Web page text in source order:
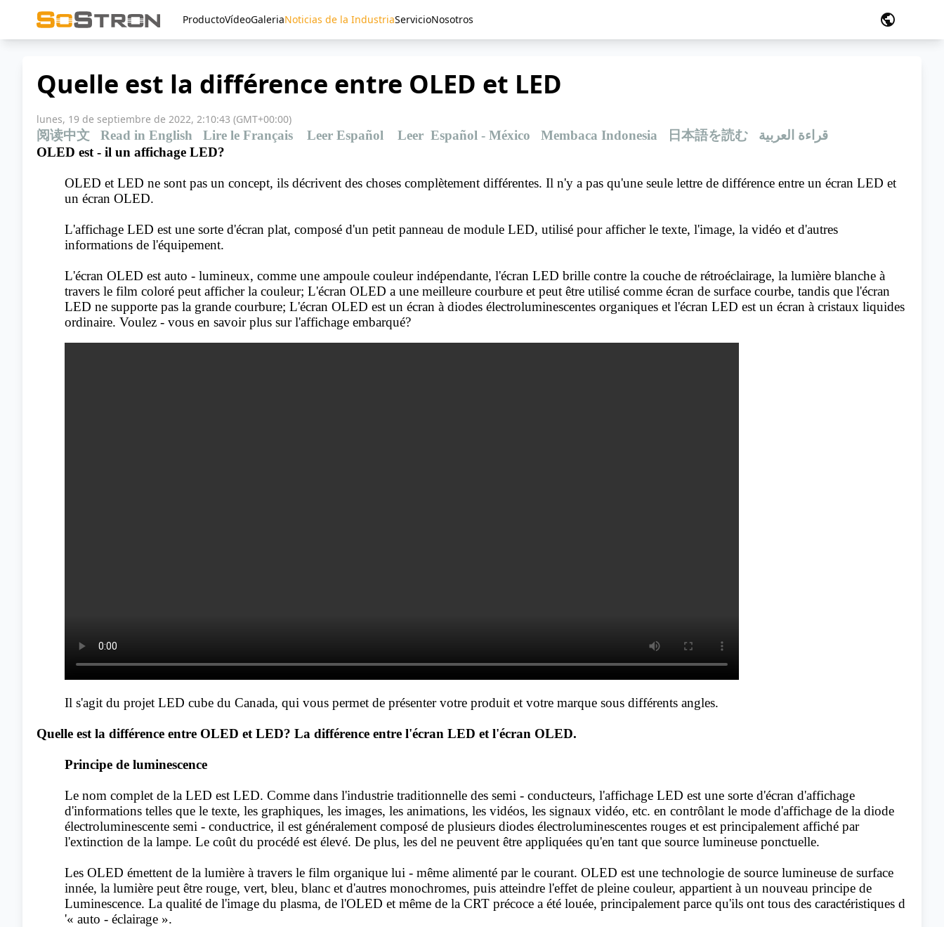
ProductoVídeoGaleriaNoticias de la IndustriaServicioNosotros public
Quelle est la différence entre OLED et LED
lunes, 19 de septiembre de 2022, 2:10:43 (GMT+00:00)
阅读中文 Read in English Lire le Français Leer Español Leer Español - México Membaca Indonesia 日本語を読む
قراءة العربية
OLED est - il un affichage LED?
OLED et LED ne sont pas un concept, ils décrivent des choses complètement différentes. Il n'y a pas qu'une seule lettre de différence entre un écran LED et
un écran OLED.
L'affichage LED est une sorte d'écran plat, composé d'un petit panneau de module LED, utilisé pour afficher le texte, l'image, la vidéo et d'autres
informations de l'équipement.
L'écran OLED est auto - lumineux, comme une ampoule couleur indépendante, l'écran LED brille contre la couche de rétroéclairage, la lumière blanche à
travers le film coloré peut afficher la couleur; L'écran OLED a une meilleure courbure et peut être utilisé comme écran de surface courbe, tandis que l'écran
LED ne supporte pas la grande courbure; L'écran OLED est un écran à diodes électroluminescentes organiques et l'écran LED est un écran à cristaux liquides
ordinaire. Voulez - vous en savoir plus sur l'affichage embarqué?
Il s'agit du projet LED cube du Canada, qui vous permet de présenter votre produit et votre marque sous différents angles.
Quelle est la différence entre OLED et LED? La différence entre l'écran LED et l'écran OLED.
Principe de luminescence
Le nom complet de la LED est LED. Comme dans l'industrie traditionnelle des semi - conducteurs, l'affichage LED est une sorte d'écran d'affichage
d'informations telles que le texte, les graphiques, les images, les animations, les vidéos, les signaux vidéo, etc. en contrôlant le mode d'affichage de la diode
électroluminescente semi - conductrice, il est généralement composé de plusieurs diodes électroluminescentes rouges et est principalement affiché par
l'extinction de la lampe. Le coût du procédé est élevé. De plus, les del ne peuvent être appliquées qu'en tant que source lumineuse ponctuelle.
Les OLED émettent de la lumière à travers le film organique lui - même alimenté par le courant. OLED est une technologie de source lumineuse de surface
innée, la lumière peut être rouge, vert, bleu, blanc et d'autres monochromes, puis atteindre l'effet de pleine couleur, appartient à un nouveau principe de
Luminescence. La qualité de l'image du plasma, de l'OLED et même de la CRT précoce a été louée, principalement parce qu'ils ont tous des caractéristiques d
'« auto - éclairage ».